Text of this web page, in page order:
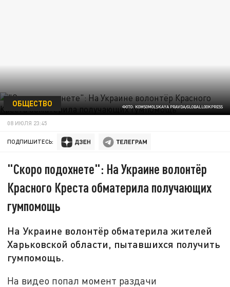
ФОТО: KOMSOMOLSKAYA PRAVDA/GLOBALLOOKPRESS
ОБЩЕСТВО
08 ИЮЛЯ 23:45
ПОДПИШИТЕСЬ:
"Скоро подохнете": На Украине волонтёр
Красного Креста обматерила получающих
гумпомощь
На Украине волонтёр обматерила жителей
Харьковской области, пытавшихся получить
гумпомощь.
На видео попал момент раздачи